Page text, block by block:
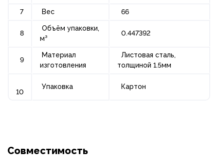
7 Вес 66
8
Объём упаковки,
м³
0.447392
9
Материал
изготовления
Листовая сталь,
толщиной 1.5мм
10
Упаковка Картон
Совместимость